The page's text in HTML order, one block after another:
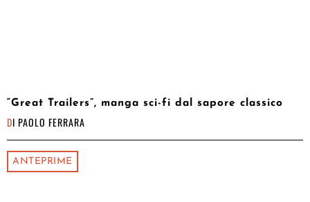
“Great Trailers”, manga sci-fi dal sapore classico
DI PAOLO FERRARA
ANTEPRIME